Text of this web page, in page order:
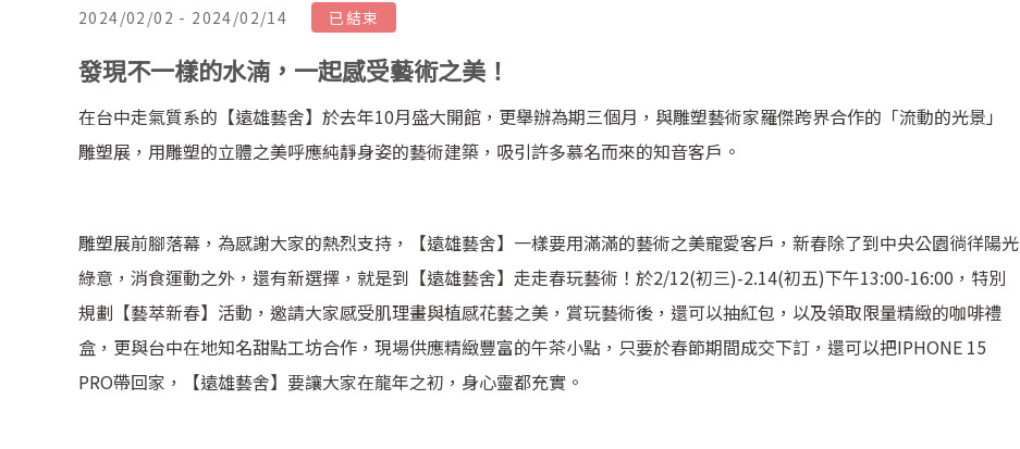
2024/02/02 - 2024/02/14 已結束
發現不一樣的水湳，一起感受藝術之美！
在台中走氣質系的【遠雄藝舍】於去年10月盛大開館，更舉辦為期三個月，與雕塑藝術家羅傑跨界合作的「流動的光景」
雕塑展，用雕塑的立體之美呼應純靜身姿的藝術建築，吸引許多慕名而來的知音客戶。
雕塑展前腳落幕，為感謝大家的熱烈支持，【遠雄藝舍】一樣要用滿滿的藝術之美寵愛客戶，新春除了到中央公園徜徉陽光
綠意，消食運動之外，還有新選擇，就是到【遠雄藝舍】走走春玩藝術！於2/12(初三)-2.14(初五)下午13:00-16:00 ，特別
規劃【藝萃新春】活動，邀請大家感受肌理畫與植感花藝之美，賞玩藝術後，還可以抽紅包，以及領取限量精緻的咖啡禮
盒，更與台中在地知名甜點工坊合作，現場供應精緻豐富的午茶小點，只要於春節期間成交下訂，還可以把IPHONE 15
PRO帶回家，【遠雄藝舍】要讓大家在龍年之初，身心靈都充實。